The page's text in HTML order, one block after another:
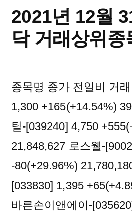
트
경
매
황”
파
트
경
황
2021년 12월
닥 거래상위종
종목명 종가 전일비 거
1,300 +165(+14.54%)
틸-[039240] 4,750
21,848,627 로스웰-
-80(+29.96%)
[033830] 1,395
바른손이앤에이-